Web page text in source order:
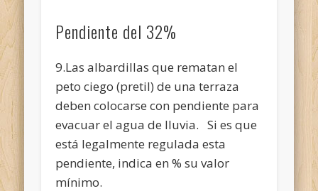
Pendiente del 32%
9.Las albardillas que rematan el
peto ciego (pretil) de una terraza
deben colocarse con pendiente para
evacuar el agua de lluvia. Si es que
está legalmente regulada esta
pendiente, indica en % su valor
mínimo.